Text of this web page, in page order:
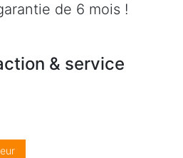
de 6 mois !
& service